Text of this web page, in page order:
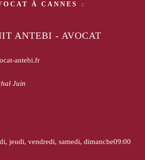
À CANNES
ANTEBI - AVOCAT
antebi.fr
Juin
jeudi, vendredi, samedi, dimanche09:00